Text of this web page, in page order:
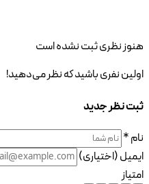
هنوز نظری ثبت نشده است
اولین نفری باشید که نظر می‌دهید!
ثبت نظر جدید
نام *
ایمیل (اختیاری)
امتیاز